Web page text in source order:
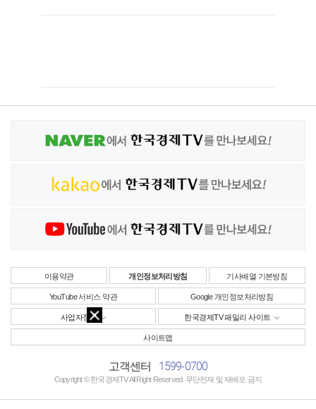
이용약관 개인정보처리방침 기사배열 기본방침
YouTube 서비스 약관 Google 개인정보처리방침
사업자정보 한국경제TV 패밀리 사이트
사이트맵
고객센터 1599-0700
Copyright © 한국경제TV All Right Reserved. 무단전재 및 재배포 금지